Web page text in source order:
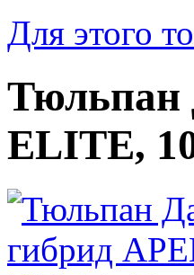
Для этого
Тюльпан
ELITE,